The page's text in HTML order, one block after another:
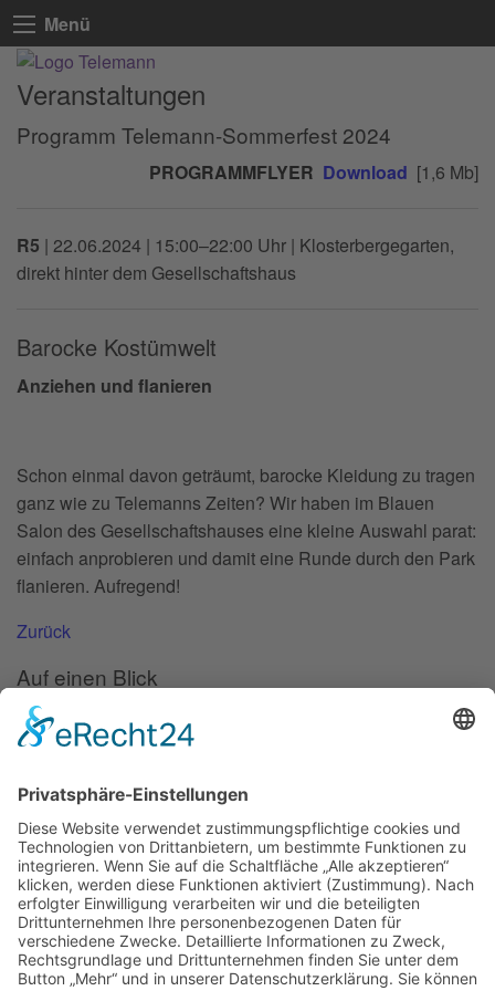
Menü
Veranstaltungen
Programm Telemann-Sommerfest 2024
PROGRAMMFLYER Download [1,6 Mb]
R5 | 22.06.2024 | 15:00–22:00 Uhr | Klosterbergegarten,
direkt hinter dem Gesellschaftshaus
Barocke Kostümwelt
Anziehen und flanieren
Schon einmal davon geträumt, barocke Kleidung zu tragen
ganz wie zu Telemanns Zeiten? Wir haben im Blauen
Salon des Gesellschaftshauses eine kleine Auswahl parat:
einfach anprobieren und damit eine Runde durch den Park
flanieren. Aufregend!
Zurück
Auf einen Blick
Forschung
Musikalien-Leihmaterial
Publikationen
Links
Aktuelles
06.02.25
Neuer Telemann-Konferenzbericht erschienen
11.12.24